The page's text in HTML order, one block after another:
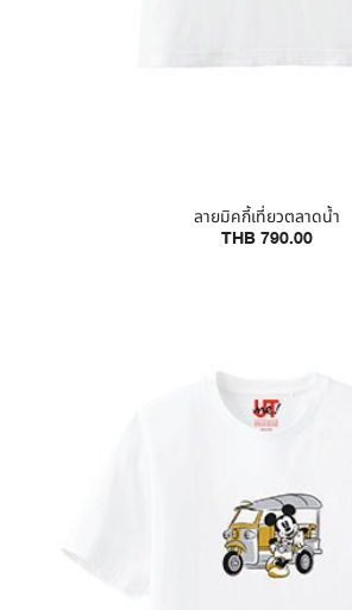
ลายมิคกี้เที่ยวตลาดน้ำ
THB 790.00